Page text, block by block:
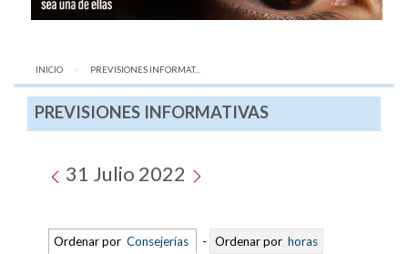
INICIO AQUÍ:
PREVISIONES INFORMAT...
PREVISIONES INFORMATIVAS
31 Julio 2022
Ordenar por Consejerías - Ordenar por horas